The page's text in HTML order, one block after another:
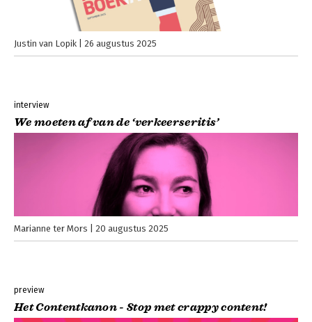
Justin van Lopik 26 augustus 2025
interview
We moeten af van de ‘verkeerseritis’
Marianne ter Mors 20 augustus 2025
preview
Het Contentkanon - Stop met crappy content!